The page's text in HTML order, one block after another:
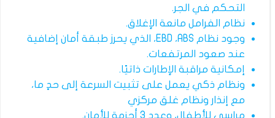
التحكم في الجر.
نظام الفرامل مانعة الإغلاق.
وجود نظام EBD ،ABS، الذي يحرز طبقة أمان إضافية
عند صعود المرتفعات.
إمكانية مراقبة الإطارات ذاتيًا.
ونظام ذكي يعمل على تثبيت السرعة إلى حدٍ ما،
مع إنذار ونظام غلق مركزي
مراسي للأطفال، وعدد 3 أحزمة للأمان.